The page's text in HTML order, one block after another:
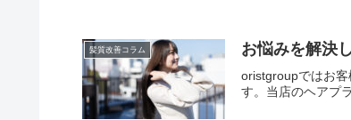
髪質改善コラム お悩みを解決
oristgroupではお
す。当店のヘアプ